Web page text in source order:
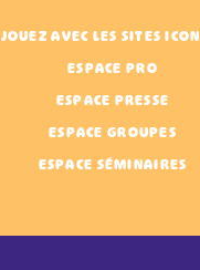
JOUEZ AVEC LES SITES
ESPACE PRO
ESPACE PRESSE
ESPACE GROUPES
ESPACE SÉMINAIRES